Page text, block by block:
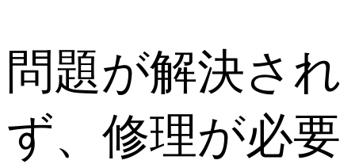
問題が解決され
ず、修理が必要